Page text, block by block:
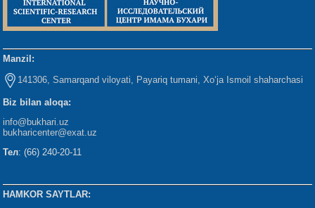
Manzil:
141306, Samarqand viloyati, Payariq tumani, Xo‘ja Ismoil shaharchasi
Biz bilan aloqa:
info@bukhari.uz
bukharicenter@exat.uz
Тел: (66) 240-20-11
HAMKOR SAYTLAR: